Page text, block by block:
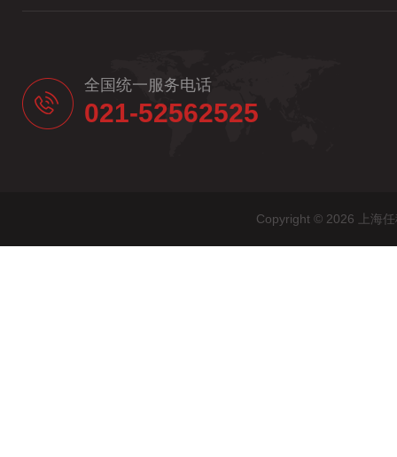
全国统一服务电话
021-52562525
Copyright © 2026 上海